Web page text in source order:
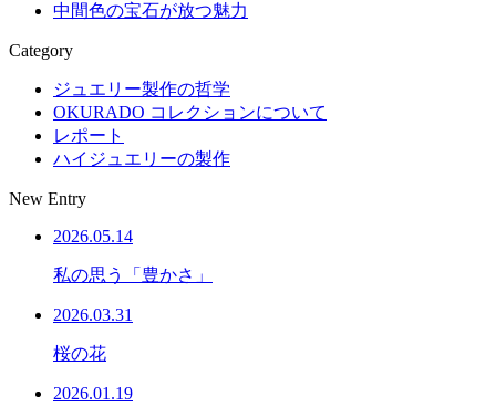
中間色の宝石が放つ魅力
Category
ジュエリー製作の哲学
OKURADO コレクションについて
レポート
ハイジュエリーの製作
New Entry
2026.05.14
私の思う「豊かさ」
2026.03.31
桜の花
2026.01.19